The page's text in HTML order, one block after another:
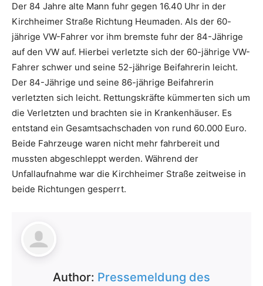
Der 84 Jahre alte Mann fuhr gegen 16.40 Uhr in der
Kirchheimer Straße Richtung Heumaden. Als der 60-
jährige VW-Fahrer vor ihm bremste fuhr der 84-Jährige
auf den VW auf. Hierbei verletzte sich der 60-jährige VW-
Fahrer schwer und seine 52-jährige Beifahrerin leicht.
Der 84-Jährige und seine 86-jährige Beifahrerin
verletzten sich leicht. Rettungskräfte kümmerten sich um
die Verletzten und brachten sie in Krankenhäuser. Es
entstand ein Gesamtsachschaden von rund 60.000 Euro.
Beide Fahrzeuge waren nicht mehr fahrbereit und
mussten abgeschleppt werden. Während der
Unfallaufnahme war die Kirchheimer Straße zeitweise in
beide Richtungen gesperrt.
Author: Pressemeldung des